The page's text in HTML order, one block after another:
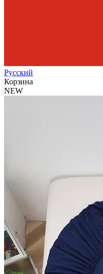
Русский
Корзина
NEW